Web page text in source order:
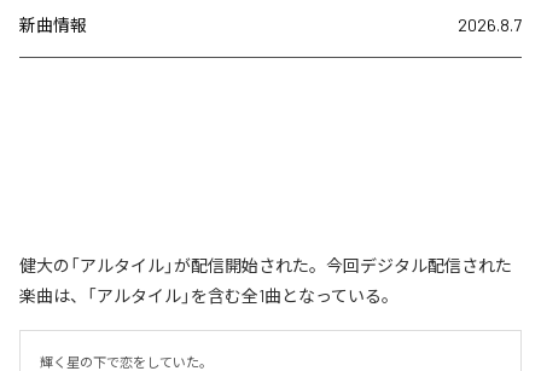
新曲情報 2026.8.7
健大の「アルタイル」が配信開始された。今回デジタル配信された
楽曲は、「アルタイル」を含む全1曲となっている。
輝く星の下で恋をしていた。